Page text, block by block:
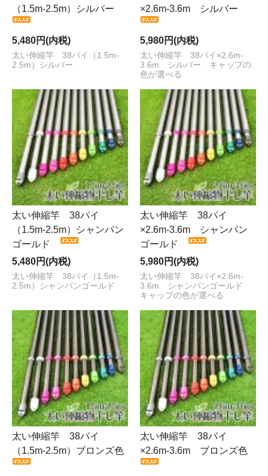
（1.5m-2.5m）シルバー
5,480円(内税)
太い伸縮竿 38パイ（1.5m-
2.5m）シルバー
×2.6m-3.6m シルバー
5,980円(内税)
太い伸縮竿 38パイ×2.6m-
3.6m シルバー キャップの
色が選べる
太い伸縮竿 38パイ
（1.5m-2.5m）シャンパン
ゴールド
5,480円(内税)
太い伸縮竿 38パイ（1.5m-
2.5m）シャンパンゴールド
太い伸縮竿 38パイ
×2.6m-3.6m シャンパン
ゴールド
5,980円(内税)
太い伸縮竿 38パイ×2.6m-
3.6m シャンパンゴールド
キャップの色が選べる
太い伸縮竿 38パイ
（1.5m-2.5m）ブロンズ色
太い伸縮竿 38パイ
×2.6m-3.6m ブロンズ色